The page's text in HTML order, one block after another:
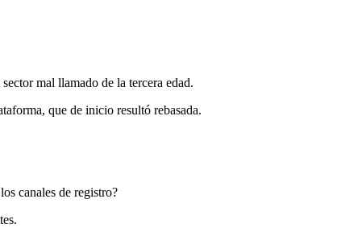
mal llamado de la tercera edad.
que de inicio resultó rebasada.
canales de registro?